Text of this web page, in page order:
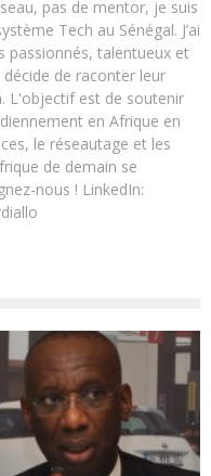
pas de mentor, je suis
Tech au Sénégal. J’ai
passionnés, talentueux et
de raconter leur
L'objectif est de soutenir
en Afrique en
le réseautage et les
de demain se
nous ! LinkedIn: